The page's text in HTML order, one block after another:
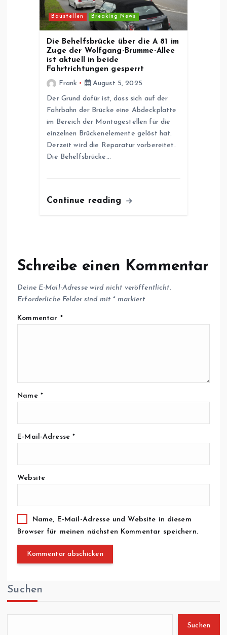
Baustellen Breaking News
Die Behelfsbrücke über die A 81 im
Zuge der Wolfgang-Brumme-Allee
ist aktuell in beide
Fahrtrichtungen gesperrt
Frank
August 5, 2025
Der Grund dafür ist, dass sich auf der
Fahrbahn der Brücke eine Abdeckplatte
im Bereich der Montagestellen für die
einzelnen Brückenelemente gelöst hat.
Derzeit wird die Reparatur vorbereitet.
Die Behelfsbrücke…
Continue reading
Schreibe einen Kommentar
Deine E-Mail-Adresse wird nicht veröffentlicht.
Erforderliche Felder sind mit *markiert
Kommentar *
Name *
E-Mail-Adresse*
Website
Name, E-Mail-Adresse und Website in diesem
Browser für meinen nächsten Kommentar speichern.
Suchen
Suchen